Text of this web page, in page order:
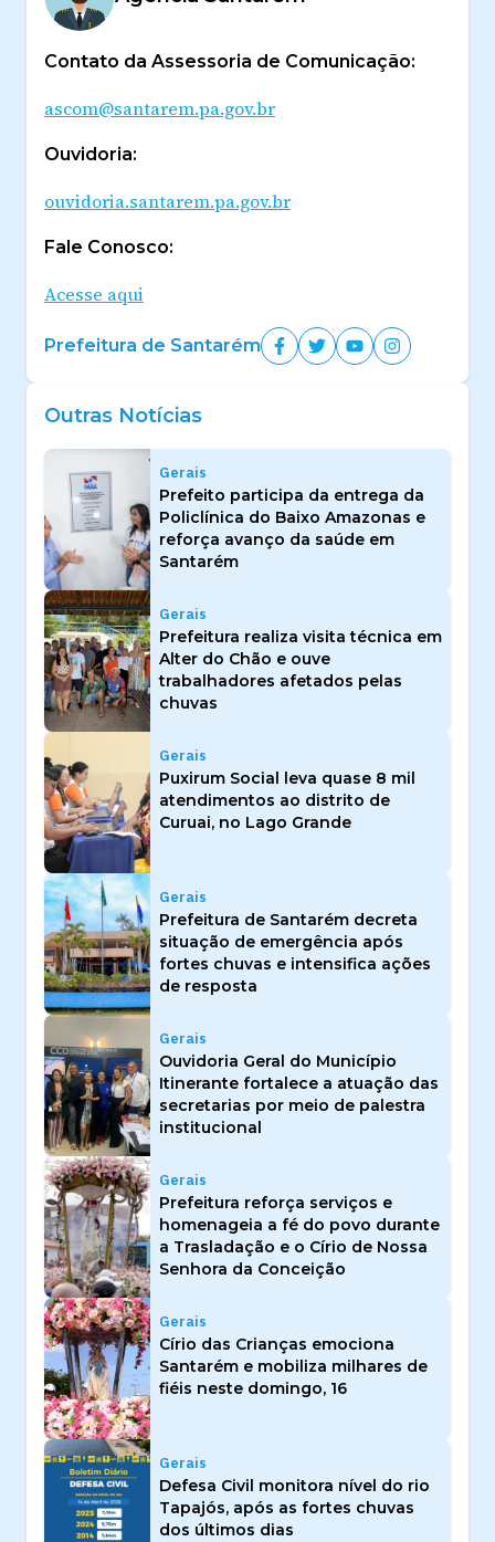
Contato da Assessoria de Comunicação:
ascom@santarem.pa.gov.br
Ouvidoria:
ouvidoria.santarem.pa.gov.br
Fale Conosco:
Acesse aqui
Prefeitura de Santarém
Outras Notícias
Gerais
Prefeito participa da entrega da
Policlínica do Baixo Amazonas e
reforça avanço da saúde em
Santarém
Gerais
Prefeitura realiza visita técnica em
Alter do Chão e ouve
trabalhadores afetados pelas
chuvas
Gerais
Puxirum Social leva quase 8 mil
atendimentos ao distrito de
Curuai, no Lago Grande
Gerais
Prefeitura de Santarém decreta
situação de emergência após
fortes chuvas e intensifica ações
de resposta
Gerais
Ouvidoria Geral do Município
Itinerante fortalece a atuação das
secretarias por meio de palestra
institucional
Gerais
Prefeitura reforça serviços e
homenageia a fé do povo durante
a Trasladação e o Círio de Nossa
Senhora da Conceição
Gerais
Círio das Crianças emociona
Santarém e mobiliza milhares de
fiéis neste domingo, 16
Gerais
Defesa Civil monitora nível do rio
Tapajós, após as fortes chuvas
dos últimos dias